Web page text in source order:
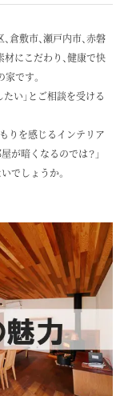
倉敷市、瀬戸内市、赤磐
材にこだわり、健康で快
です。
い」とご相談を受ける
りを感じるインテリア
が暗くなるのでは？」
でしょうか。